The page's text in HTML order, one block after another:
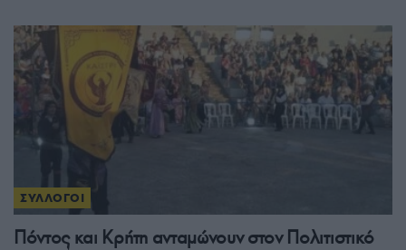
ΣΥΛΛΟΓΟΙ
Πόντος και Κρήτη ανταμώνουν στον Πολιτιστικό